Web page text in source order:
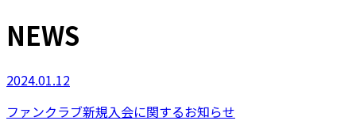
NEWS
2024.01.12
ファンクラブ新規入会に関するお知らせ